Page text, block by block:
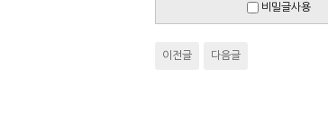
비밀글사용
이전글 다음글